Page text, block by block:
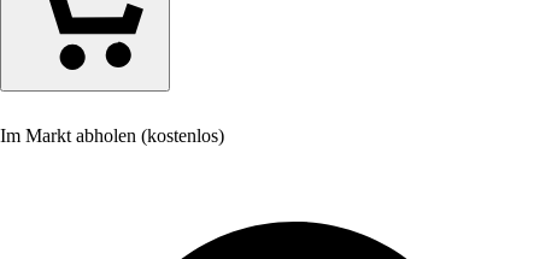
Im Markt abholen (kostenlos)